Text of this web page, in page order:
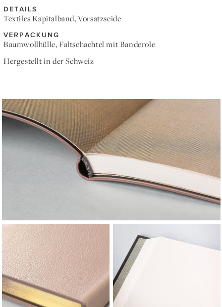
DETAILS
Textiles Kapitalband, Vorsatzseide
VERPACKUNG
Baumwollhülle, Faltschachtel mit Banderole
Hergestellt in der Schweiz